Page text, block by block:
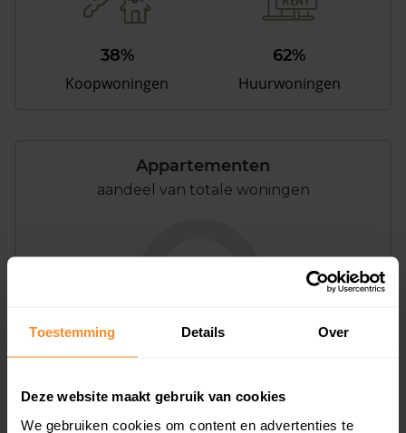
Toestemming Details Over
Deze website maakt gebruik van cookies
We gebruiken cookies om content en advertenties te
38%
Koopwoningen
62%
Huurwoningen
Appartementen
aandeel van totale woningen